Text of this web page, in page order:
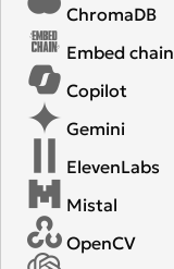
ChromaDB
Embed chain
Copilot
Gemini
ElevenLabs
Mistal
OpenCV